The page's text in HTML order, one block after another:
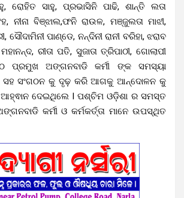
ରୋହିତ ସାହୁ, ପ୍ରଭାସିନି ପାଢି, ଶାନ୍ତି ଲତା
ନୀନା ବିଞ୍ଝାଲ,ଫନି ରାଉଳ, ମଞ୍ଜୁଲତା ମାଝୀ,
ସୌଦାମିନୀ ପାଣ୍ଡେ, ନନ୍ଦିନୀ ରାନୀ ବରିହା, ଝରାବ
ରୀତା ପତି, ସୁଜାତା ତ୍ରିପାଠୀ, ଗୋଲାପୀ
ପ୍ରମୁଖ ଅଙ୍ଗନବାଡି କର୍ମୀ ଙ୍କ ସମସ୍ୟା
ସହ ସଂଗଠନ କୁ ଦୃଢ଼ କରି ଆଗକୁ ଆନ୍ଦୋଳନ କୁ
ଦେଇଥିଲେ l ପଶ୍ଚିମ ଓଡ଼ିଶା ର ସମସ୍ତ
କର୍ମୀ ଓ କର୍ମକର୍ତ୍ତା ମାନେ ଉପସ୍ଥିତ